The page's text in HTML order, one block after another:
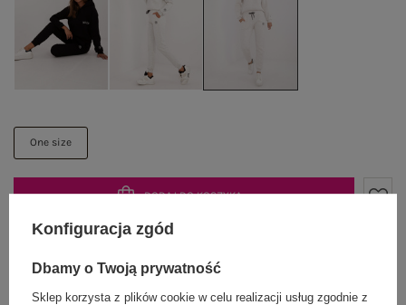
One size
DODAJ DO KOSZYKA
Możesz kupić także poprzez:
Konfiguracja zgód
Dbamy o Twoją prywatność
Sklep korzysta z plików cookie w celu realizacji usług zgodnie z